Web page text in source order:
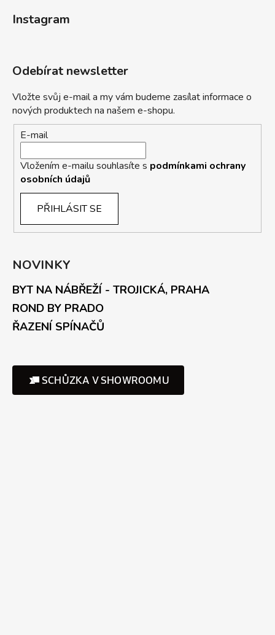
Instagram
Odebírat newsletter
Vložte svůj e-mail a my vám budeme zasílat informace o
nových produktech na našem e-shopu.
E-mail
Vložením e-mailu souhlasíte s podmínkami ochrany
osobních údajů
PŘIHLÁSIT SE
NOVINKY
BYT NA NÁBŘEŽÍ - TROJICKÁ, PRAHA
ROND BY PRADO
ŘAZENÍ SPÍNAČŮ
SCHŮZKA V SHOWROOMU